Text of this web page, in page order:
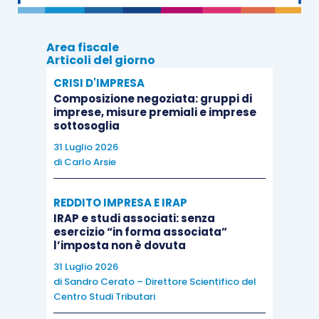
fiscale, cristallizzandosi l’ammontare
della data di efficacia della scissione, e
ciò è perfettamente coerente con il fatto
che non vi è alcuna riduzione di
patrimonio
il patrimonio della beneficiaria
considerato quale formato da riserve di
eseguito sostanzialmente un
beneficiaria, e l’apporto configura una
riserva di capitali
Con questa previsione, di fatto, l’operazione di
scissione con scorporo viene trattata
Area fiscale
Articoli del giorno
CRISI D'IMPRESA
Composizione negoziata: gruppi di
imprese, misure premiali e imprese
sottosoglia
31 Luglio 2026
di Carlo Arsie
REDDITO IMPRESA E IRAP
IRAP e studi associati: senza
esercizio “in forma associata”
l’imposta non è dovuta
31 Luglio 2026
di Sandro Cerato – Direttore Scientifico del
Centro Studi Tributari